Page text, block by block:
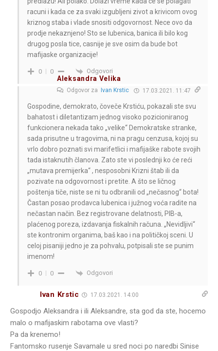
racuni i kada ce za svaki izgubljeni zivot a krivicom ovog
kriznog staba i vlade snositi odgovornost. Nece ovo da
prodje nekaznjeno! Sto se lubenica, banica ili bilo kog
drugog posla tice, casnije je sve osim da bude bot
mafijaske organizacije!
0 0 Odgovori
Aleksandra Velika
Odgovor za Ivan Krstic 17.03.2021. 11:47
Gospodine, demokrato, čoveče Krstiću, pokazali ste svu
bahatost i diletantizam jednog visoko pozicioniranog
funkcionera nekada tako „velike“ Demokratske stranke,
sada prisutne u tragovima, ni na pragu cenzusa, kojoj su
vrlo dobro poznati svi marifetlici i mafijaške rabote svojih
tada istaknutih članova. Zato ste vi poslednji ko će reći
„mutava premijerka“ , nesposobni Krizni štab ili da
pozivate na odgovornost i pretite. A što se ličnog
poštenja tiče, niste se ni tu odbranili od „nečasnog“ bota!
Častan posao prodavca lubenica i južnog voća radite na
nečastan način. Bez registrovane delatnosti, PIB-a,
plaćenog poreza, izdavanja fiskalnih računa. „Nevidljivi“
ste kontronim organima, baš kao i na političkoj sceni. U
celoj pisaniji jedno je za pohvalu, potpisali ste se punim
imenom!
0 0 Odgovori
Ivan Krstic 17.03.2021. 14:00
Gospodjo Aleksandra i ili Aleksandre, sta god da ste, hocemo
malo o mafijaskim rabotama ove vlasti?
Pa da krenemo!
Fantomsko rusenje Savamale u sred noci po naredbi Sinise